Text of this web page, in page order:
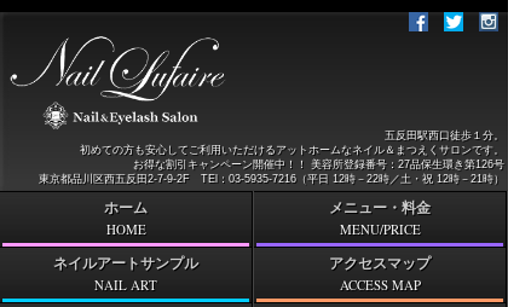
五反田駅西口徒歩１分。
初めての方も安心してご利用いただけるアットホームなネイル＆まつえくサロンです。
お得な割引キャンペーン開催中！！ 美容所登録番号：27品保生環き第126号
東京都品川区西五反田2-7-9-2F TEl：03-5935-7216（平日 12時－22時／土・祝 12時－21時）
ホーム
HOME
メニュー・料金
MENU/PRICE
ネイルアートサンプル
NAIL ART
アクセスマップ
ACCESS MAP